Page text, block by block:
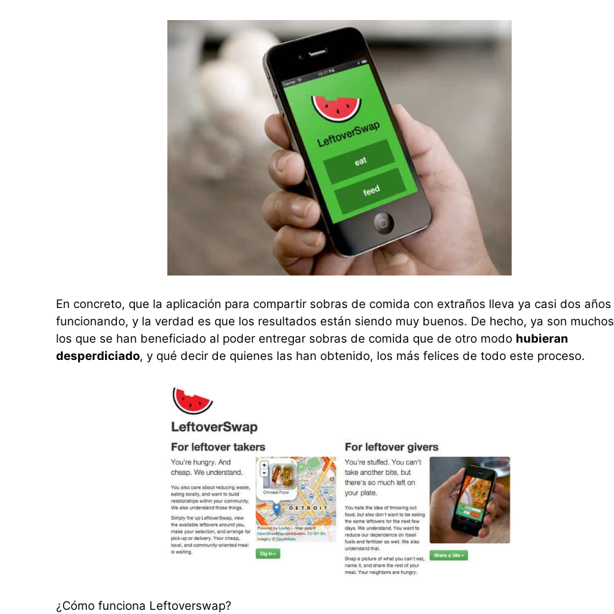
En concreto, que la aplicación para compartir sobras de comida con extraños lleva ya casi dos años
funcionando, y la verdad es que los resultados están siendo muy buenos. De hecho, ya son muchos
los que se han beneficiado al poder entregar sobras de comida que de otro modo hubieran
desperdiciado, y qué decir de quienes las han obtenido, los más felices de todo este proceso.
¿Cómo funciona Leftoverswap?